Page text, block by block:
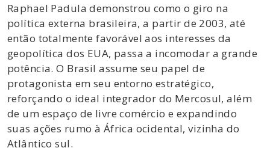
Raphael Padula demonstrou como o giro na
política externa brasileira, a partir de 2003, até
então totalmente favorável aos interesses da
geopolítica dos EUA, passa a incomodar a grande
potência. O Brasil assume seu papel de
protagonista em seu entorno estratégico,
reforçando o ideal integrador do Mercosul, além
de um espaço de livre comércio e expandindo
suas ações rumo à África ocidental, vizinha do
Atlântico sul.